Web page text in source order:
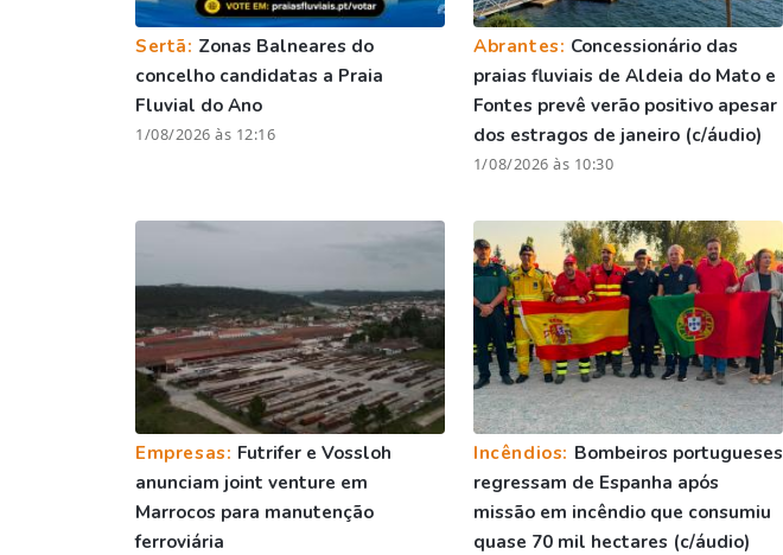
Sertã: Zonas Balneares do
concelho candidatas a Praia
Fluvial do Ano
1/08/2026 às 12:16
Abrantes: Concessionário das
praias fluviais de Aldeia do Mato e
Fontes prevê verão positivo apesar
dos estragos de janeiro (c/áudio)
1/08/2026 às 10:30
Empresas: Futrifer e Vossloh
anunciam joint venture em
Marrocos para manutenção
ferroviária
Incêndios: Bombeiros portugueses
regressam de Espanha após
missão em incêndio que consumiu
quase 70 mil hectares (c/áudio)